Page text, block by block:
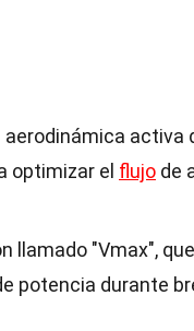
optimizar el flujo de
llamado "Vmax",
potencia durante